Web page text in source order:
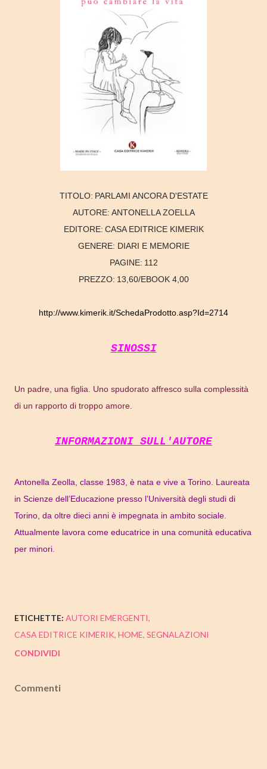
TITOLO: PARLAMI ANCORA D'ESTATE
AUTORE: ANTONELLA ZOELLA
EDITORE: CASA EDITRICE KIMERIK
GENERE: DIARI E MEMORIE
PAGINE: 112
PREZZO: 13,60/EBOOK 4,00
http://www.kimerik.it/SchedaProdotto.asp?Id=2714
SINOSSI
Un padre, una figlia. Uno spudorato affresco sulla complessità
di un rapporto di troppo amore.
INFORMAZIONI SULL'AUTORE
Antonella Zeolla, classe 1983, è nata e vive a Torino. Laureata
in Scienze dell’Educazione presso l’Università degli studi di
Torino, da oltre dieci anni è impegnata in ambito sociale.
Attualmente lavora come educatrice in una comunità educativa
per minori.
ETICHETTE: AUTORI EMERGENTI
CASA EDITRICE KIMERIK HOME SEGNALAZIONI
CONDIVIDI
Commenti